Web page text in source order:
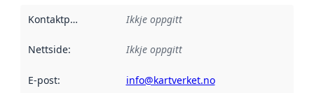
Kontaktpunkt Ikkje oppgitt
Nettside: Ikkje oppgitt
E-post: info@kartverket.no